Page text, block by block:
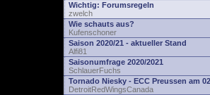
Wichtig: Forumsregeln
zwelch
Wie schauts aus?
Kufenschoner
Saison 2020/21 - aktueller Stand
Alfi81
Saisonumfrage 2020/2021
SchlauerFuchs
Tornado Niesky - ECC Preussen am
DetroitRedWingsCanada